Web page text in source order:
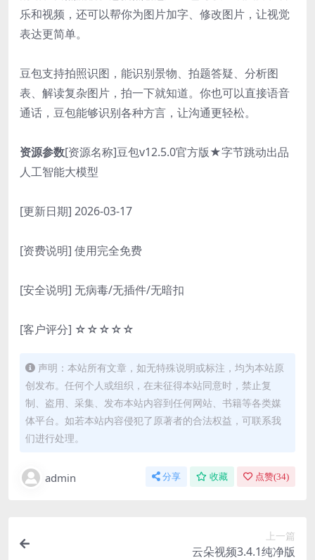
乐和视频，还可以帮你为图片加字、修改图片，让视觉
表达更简单。
豆包支持拍照识图，能识别景物、拍题答疑、分析图
表、解读复杂图片，拍一下就知道。你也可以直接语音
通话，豆包能够识别各种方言，让沟通更轻松。
资源参数[资源名称]豆包v12.5.0官方版★字节跳动出品
人工智能大模型
[更新日期] 2026-03-17
[资费说明] 使用完全免费
[安全说明] 无病毒/无插件/无暗扣
[客户评分] ☆☆☆☆☆
声明：本站所有文章，如无特殊说明或标注，均为本站原
创发布。任何个人或组织，在未征得本站同意时，禁止复
制、盗用、采集、发布本站内容到任何网站、书籍等各类媒
体平台。如若本站内容侵犯了原著者的合法权益，可联系我
们进行处理。
admin 分享 收藏 点赞(34)
上一篇
云朵视频3.4.1纯净版